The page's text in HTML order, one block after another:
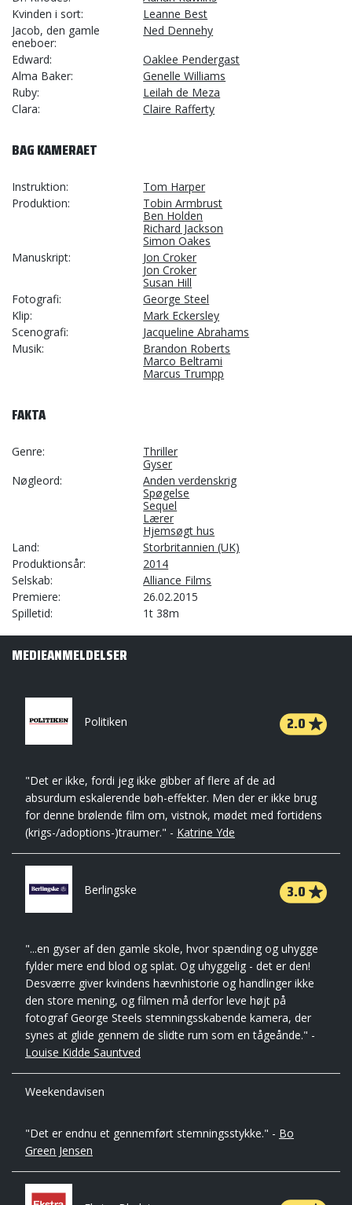
Kvinden i sort
Leanne Best
Jacob, den gamle
eneboer
Ned Dennehy
Edward
Oaklee Pendergast
Alma Baker
Genelle Williams
Ruby
Leilah de Meza
Clara
Claire Rafferty
BAG KAMERAET
Instruktion
Tom Harper
Produktion
Tobin Armbrust
Ben Holden
Richard Jackson
Simon Oakes
Manuskript
Jon Croker
Jon Croker
Susan Hill
Fotografi
George Steel
Klip
Mark Eckersley
Scenografi
Jacqueline Abrahams
Musik
Brandon Roberts
Marco Beltrami
Marcus Trumpp
FAKTA
Genre
Thriller
Gyser
Nøgleord
Anden verdenskrig
Spøgelse
Sequel
Lærer
Hjemsøgt hus
Land
Storbritannien (UK)
Produktionsår
2014
Selskab
Alliance Films
Premiere
26.02.2015
Spilletid
1t 38m
MEDIEANMELDELSER
Politiken 2.0
"Det er ikke, fordi jeg ikke gibber af flere af de ad
absurdum eskalerende bøh-effekter. Men der er ikke brug
for denne brølende film om, vistnok, mødet med fortidens
(krigs-/adoptions-)traumer." - Katrine Yde
Berlingske 3.0
"...en gyser af den gamle skole, hvor spænding og uhygge
fylder mere end blod og splat. Og uhyggelig - det er den!
Desværre giver kvindens hævnhistorie og handlinger ikke
den store mening, og filmen må derfor leve højt på
fotograf George Steels stemningsskabende kamera, der
synes at glide gennem de slidte rum som en tågeånde." -
Louise Kidde Sauntved
Weekendavisen
"Det er endnu et gennemført stemningsstykke." - Bo
Green Jensen